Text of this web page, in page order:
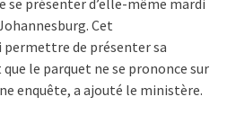
se présenter d’elle-même mardi
Cet
permettre de présenter sa
le parquet ne se prononce sur
enquête, a ajouté le ministère.